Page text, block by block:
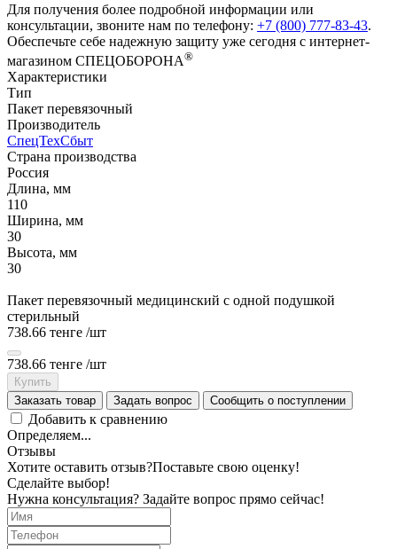
Для получения более подробной информации или
консультации, звоните нам по телефону: +7 (800) 777-83-43.
Обеспечьте себе надежную защиту уже сегодня с интернет-
магазином СПЕЦОБОРОНА®
Характеристики
Тип
Пакет перевязочный
Производитель
СпецТехСбыт
Страна производства
Россия
Длина, мм
110
Ширина, мм
30
Высота, мм
30
Пакет перевязочный медицинский с одной подушкой
стерильный
738.66 тенге /шт
738.66 тенге /шт
Купить
Заказать товар
Задать вопрос Сообщить о поступлении
Добавить к сравнению
Определяем...
Отзывы
Хотите оставить отзыв?Поставьте свою оценку!
Сделайте выбор!
Нужна консультация? Задайте вопрос прямо сейчас!